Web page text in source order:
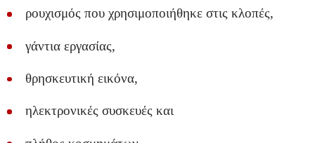
ρουχισμός που χρησιμοποιήθηκε στις κλοπές,
γάντια εργασίας,
θρησκευτική εικόνα,
ηλεκτρονικές συσκευές και